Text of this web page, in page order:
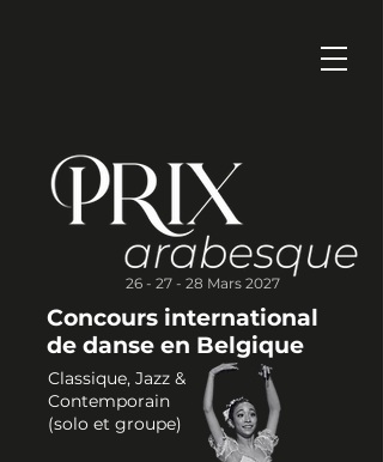
26 - 27 - 28 Mars 2027
Concours international
de danse en Belgique
Classique, Jazz &
Contemporain
(solo et groupe)